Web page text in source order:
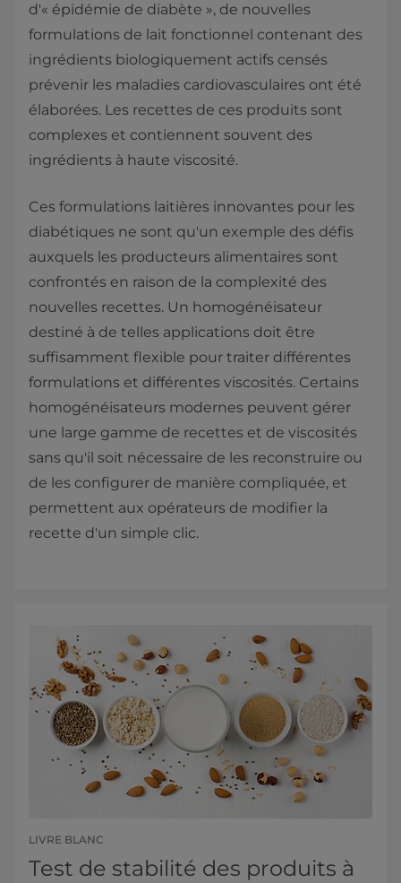
d'« épidémie de diabète », de nouvelles
formulations de lait fonctionnel contenant des
ingrédients biologiquement actifs censés
prévenir les maladies cardiovasculaires ont été
élaborées. Les recettes de ces produits sont
complexes et contiennent souvent des
ingrédients à haute viscosité.
Ces formulations laitières innovantes pour les
diabétiques ne sont qu'un exemple des défis
auxquels les producteurs alimentaires sont
confrontés en raison de la complexité des
nouvelles recettes. Un homogénéisateur
destiné à de telles applications doit être
suffisamment flexible pour traiter différentes
formulations et différentes viscosités. Certains
homogénéisateurs modernes peuvent gérer
une large gamme de recettes et de viscosités
sans qu'il soit nécessaire de les reconstruire ou
de les configurer de manière compliquée, et
permettent aux opérateurs de modifier la
recette d'un simple clic.
LIVRE BLANC
Test de stabilité des produits à